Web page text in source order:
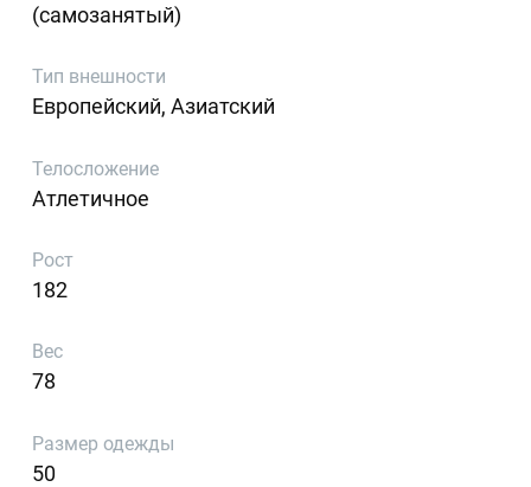
(самозанятый)
Тип внешности
Европейский, Азиатский
Телосложение
Атлетичное
Рост
182
Вес
78
Размер одежды
50